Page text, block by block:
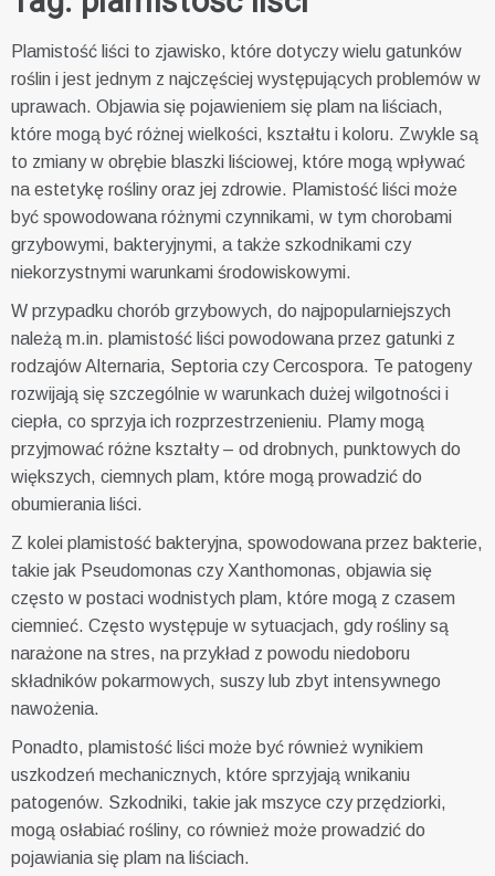
Plamistość liści to zjawisko, które dotyczy wielu gatunków
roślin i jest jednym z najczęściej występujących problemów w
uprawach. Objawia się pojawieniem się plam na liściach,
które mogą być różnej wielkości, kształtu i koloru. Zwykle są
to zmiany w obrębie blaszki liściowej, które mogą wpływać
na estetykę rośliny oraz jej zdrowie. Plamistość liści może
być spowodowana różnymi czynnikami, w tym chorobami
grzybowymi, bakteryjnymi, a także szkodnikami czy
niekorzystnymi warunkami środowiskowymi.
W przypadku chorób grzybowych, do najpopularniejszych
należą m.in. plamistość liści powodowana przez gatunki z
rodzajów Alternaria, Septoria czy Cercospora. Te patogeny
rozwijają się szczególnie w warunkach dużej wilgotności i
ciepła, co sprzyja ich rozprzestrzenieniu. Plamy mogą
przyjmować różne kształty – od drobnych, punktowych do
większych, ciemnych plam, które mogą prowadzić do
obumierania liści.
Z kolei plamistość bakteryjna, spowodowana przez bakterie,
takie jak Pseudomonas czy Xanthomonas, objawia się
często w postaci wodnistych plam, które mogą z czasem
ciemnieć. Często występuje w sytuacjach, gdy rośliny są
narażone na stres, na przykład z powodu niedoboru
składników pokarmowych, suszy lub zbyt intensywnego
nawożenia.
Ponadto, plamistość liści może być również wynikiem
uszkodzeń mechanicznych, które sprzyjają wnikaniu
patogenów. Szkodniki, takie jak mszyce czy przędziorki,
mogą osłabiać rośliny, co również może prowadzić do
pojawiania się plam na liściach.